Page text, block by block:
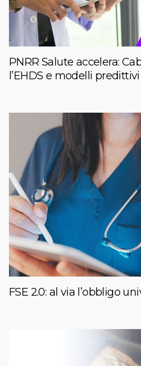
PNRR Salute accelera:
l’EHDS e modelli
FSE 2.0: al via l’obbligo